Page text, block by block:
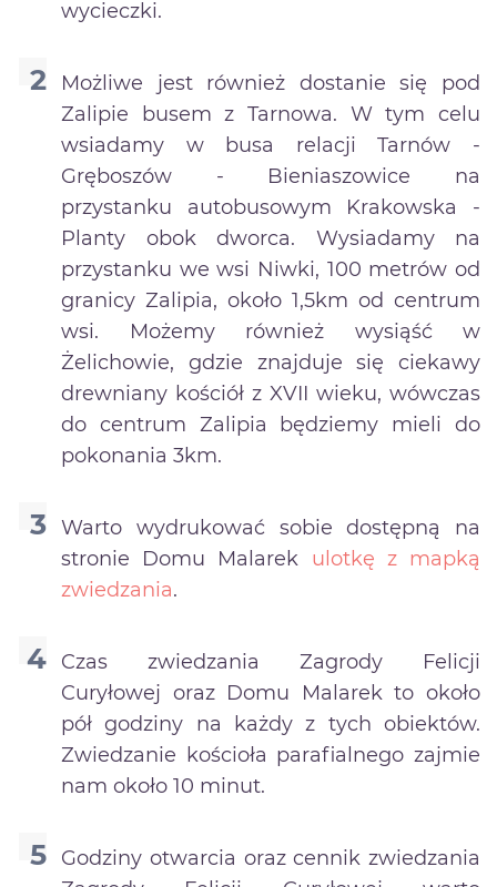
wycieczki.
Możliwe jest również dostanie się pod
Zalipie busem z Tarnowa. W tym celu
wsiadamy w busa relacji Tarnów -
Gręboszów - Bieniaszowice na
przystanku autobusowym Krakowska -
Planty obok dworca. Wysiadamy na
przystanku we wsi Niwki, 100 metrów od
granicy Zalipia, około 1,5km od centrum
wsi. Możemy również wysiąść w
Żelichowie, gdzie znajduje się ciekawy
drewniany kościół z XVII wieku, wówczas
do centrum Zalipia będziemy mieli do
pokonania 3km.
Warto wydrukować sobie dostępną na
stronie Domu Malarek ulotkę z mapką
zwiedzania.
Czas zwiedzania Zagrody Felicji
Curyłowej oraz Domu Malarek to około
pół godziny na każdy z tych obiektów.
Zwiedzanie kościoła parafialnego zajmie
nam około 10 minut.
Godziny otwarcia oraz cennik zwiedzania